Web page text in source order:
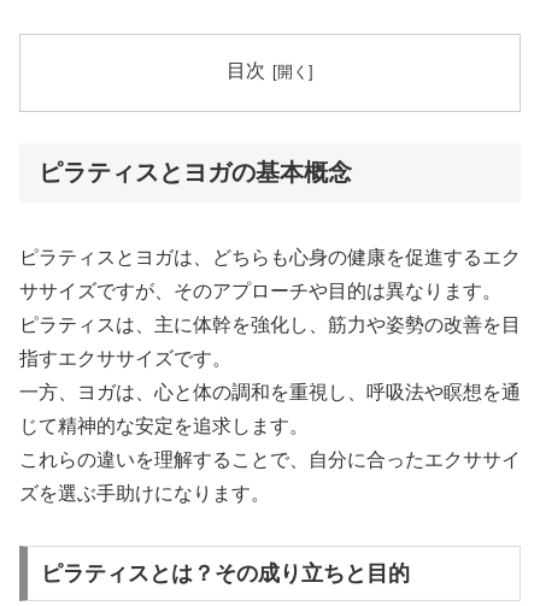
目次
ピラティスとヨガの基本概念
ピラティスとヨガは、どちらも心身の健康を促進するエク
ササイズですが、そのアプローチや目的は異なります。
ピラティスは、主に体幹を強化し、筋力や姿勢の改善を目
指すエクササイズです。
一方、ヨガは、心と体の調和を重視し、呼吸法や瞑想を通
じて精神的な安定を追求します。
これらの違いを理解することで、自分に合ったエクササイ
ズを選ぶ手助けになります。
ピラティスとは？その成り立ちと目的